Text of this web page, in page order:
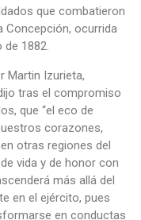
que combatieron
Concepción, ocurrida
de 1882.​
Martin Izurieta,
tras el compromiso
que “el eco de
corazones,
otras regiones del
vida y de honor con
más allá del
en el ejército, pues
en conductas